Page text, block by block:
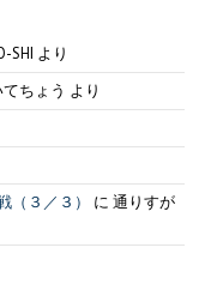
SHI より
てちょう より
（３／３）
に通りすが